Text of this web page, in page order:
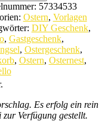
57334533
Ostern, Vorlagen
DIY Geschenk,
, Gastgeschenk,
, Ostergeschenk,
, Ostern, Osternest,
Es erfolg ein rein
Verfügung gestellt.